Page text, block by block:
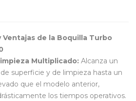
Ventajas de la Boquilla Turbo
Multiplicado: Alcanza un
superficie y de limpieza hasta un
que el modelo anterior,
los tiempos operativos.